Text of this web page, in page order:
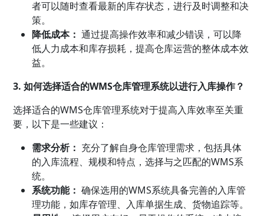
者可以随时查看最新的库存状态，进行及时调整和决
策。
降低成本： 通过提高操作效率和减少错误，可以降
低人力成本和库存损耗，提高仓库运营的整体成本效
益。
3. 如何选择适合的WMS仓库管理系统以进行入库操作？
选择适合的WMS仓库管理系统对于提高入库效率至关重
要，以下是一些建议：
需求分析： 充分了解自身仓库管理需求，包括具体
的入库流程、规模和特点，选择与之匹配的WMS系
统。
系统功能： 确保选用的WMS系统具备完善的入库管
理功能，如库存管理、入库单据生成、货物追踪等。